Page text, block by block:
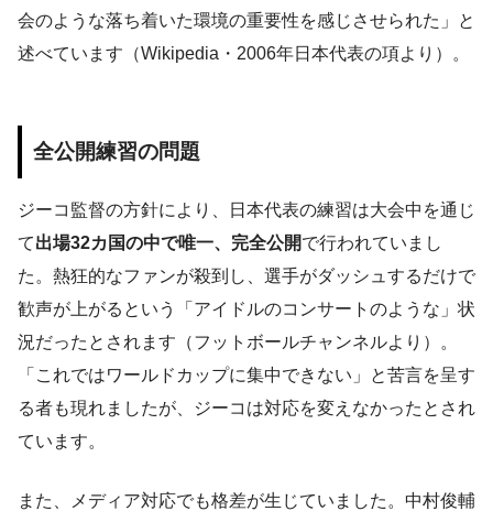
会のような落ち着いた環境の重要性を感じさせられた」と
述べています（Wikipedia・2006年日本代表の項より）。
全公開練習の問題
ジーコ監督の方針により、日本代表の練習は大会中を通じ
て出場32カ国の中で唯一、完全公開で行われていまし
た。熱狂的なファンが殺到し、選手がダッシュするだけで
歓声が上がるという「アイドルのコンサートのような」状
況だったとされます（フットボールチャンネルより）。
「これではワールドカップに集中できない」と苦言を呈す
る者も現れましたが、ジーコは対応を変えなかったとされ
ています。
また、メディア対応でも格差が生じていました。中村俊輔